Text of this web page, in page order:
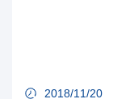
2018/11/20